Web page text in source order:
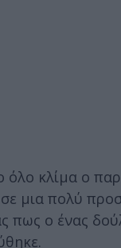
κλίμα ο
μια πολύ
πως ο ένας